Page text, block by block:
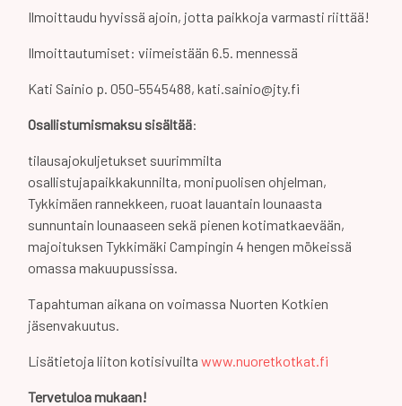
Ilmoittaudu hyvissä ajoin, jotta paikkoja varmasti riittää!
Ilmoittautumiset: viimeistään 6.5. mennessä
Kati Sainio p. 050-5545488, kati.sainio@jty.fi
Osallistumismaksu sisältää:
tilausajokuljetukset suurimmilta
osallistujapaikkakunnilta, monipuolisen ohjelman,
Tykkimäen rannekkeen, ruoat lauantain lounaasta
sunnuntain lounaaseen sekä pienen kotimatkaevään,
majoituksen Tykkimäki Campingin 4 hengen mökeissä
omassa makuupussissa.
Tapahtuman aikana on voimassa Nuorten Kotkien
jäsenvakuutus.
Lisätietoja liiton kotisivuilta www.nuoretkotkat.fi
Tervetuloa mukaan!